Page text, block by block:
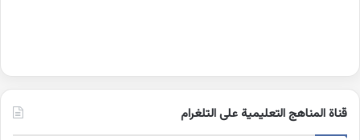
قناة المناهج التعليمية على التلغرام